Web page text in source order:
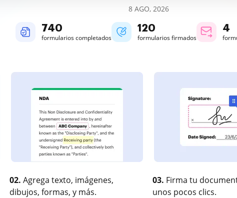
8 AGO, 2026
740
formularios completados
120
formularios firmados
4
02. Agrega texto, imágenes,
dibujos, formas, y más.
03. Firma tu
unos pocos clics.